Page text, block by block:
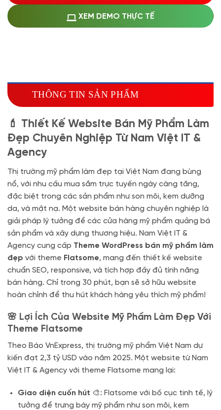
Zalopay, QR code...(+1.500.000 VND)
🔰 MUA KÈM DỊCH VỤ
theme kèm hosting trong năm đầu sử dụng dịch vụ
hosting
🔰 MUA KÈM TÊN MIỀN
Tên miền Quốc tế (+350.000 VND)
XEM DEMO THỰC TẾ
THÔNG TIN SẢN PHẨM
💄 Thiết Kế Website Bán Mỹ Phẩm Làm
Đẹp Chuyên Nghiệp Từ Nam Việt IT &
Agency
Thị trường mỹ phẩm làm đẹp tại Việt Nam đang bùng
nổ, với nhu cầu mua sắm trực tuyến ngày càng tăng,
đặc biệt trong các sản phẩm như son môi, kem dưỡng
da, và mặt nạ. Một website bán hàng chuyên nghiệp là
giải pháp lý tưởng để các cửa hàng mỹ phẩm quảng bá
sản phẩm và xây dựng thương hiệu. Nam Việt IT &
Agency cung cấp Theme WordPress bán mỹ phẩm làm
đẹp với theme Flatsome, mang đến thiết kế website
chuẩn SEO, responsive, và tích hợp đầy đủ tính năng
bán hàng. Chỉ trong 30 phút, bạn sẽ sở hữu website
hoàn chỉnh để thu hút khách hàng yêu thích mỹ phẩm!
🌸 Lợi Ích Của Website Mỹ Phẩm Làm Đẹp Với
Theme Flatsome
Theo Báo VnExpress, thị trường mỹ phẩm Việt Nam dự
kiến đạt 2,3 tỷ USD vào năm 2025. Một website từ Nam
Việt IT & Agency với theme Flatsome mang lại:
Giao diện cuốn hút 🎨: Flatsome với bố cục tinh tế, lý
tưởng để trưng bày mỹ phẩm như son môi, kem